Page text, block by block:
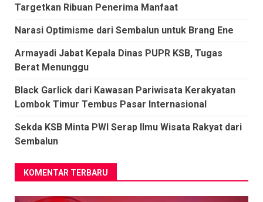
Targetkan Ribuan Penerima Manfaat
Narasi Optimisme dari Sembalun untuk Brang Ene
Armayadi Jabat Kepala Dinas PUPR KSB, Tugas
Berat Menunggu
Black Garlick dari Kawasan Pariwisata Kerakyatan
Lombok Timur Tembus Pasar Internasional
Sekda KSB Minta PWI Serap Ilmu Wisata Rakyat dari
Sembalun
KOMENTAR TERBARU